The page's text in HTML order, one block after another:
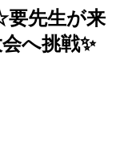
先生が来
へ挑戦✨